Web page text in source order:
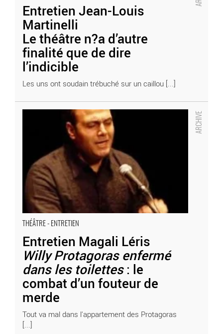
Entretien Jean-Louis
Martinelli
Le théâtre n?a d’autre
finalité que de dire
l’indicible
Les uns ont soudain trébuché sur un caillou [...]
- Critique sortie Théâtre
THÉÂTRE - ENTRETIEN
Entretien Magali Léris
Willy Protagoras enfermé
dans les toilettes: le
combat d’un fouteur de
merde
Tout va mal dans l'appartement des Protagoras
[...]
Entretien Magali Léris
Willy Protagoras enfermé dans les toilettes
: le combat d’un
fouteur de merde
- Critique sortie Théâtre